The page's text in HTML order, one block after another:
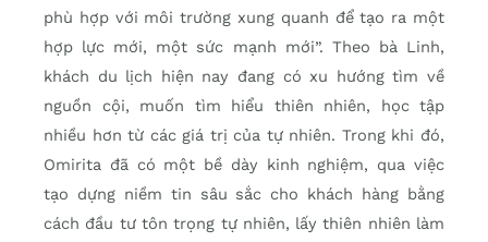
phù hợp với môi trường xung quanh để tạo ra một
hợp lực mới, một sức mạnh mới”. Theo bà Linh,
khách du lịch hiện nay đang có xu hướng tìm về
nguồn cội, muốn tìm hiểu thiên nhiên, học tập
nhiều hơn từ các giá trị của tự nhiên. Trong khi đó,
Omirita đã có một bề dày kinh nghiệm, qua việc
tạo dựng niềm tin sâu sắc cho khách hàng bằng
cách đầu tư tôn trọng tự nhiên, lấy thiên nhiên làm